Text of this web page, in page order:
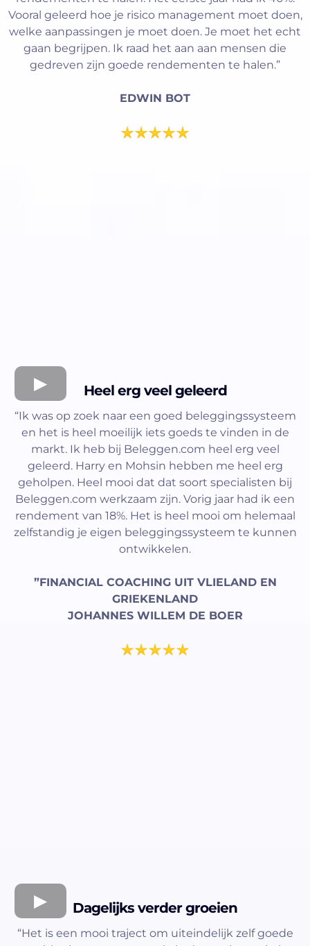
Vooral geleerd hoe je risico management moet doen,
welke aanpassingen je moet doen. Je moet het echt
gaan begrijpen. Ik raad het aan aan mensen die
gedreven zijn goede rendementen te halen.”
EDWIN BOT
Heel erg veel geleerd
“Ik was op zoek naar een goed beleggingssysteem
en het is heel moeilijk iets goeds te vinden in de
markt. Ik heb bij Beleggen.com heel erg veel
geleerd. Harry en Mohsin hebben me heel erg
geholpen. Heel mooi dat dat soort specialisten bij
Beleggen.com werkzaam zijn. Vorig jaar had ik een
rendement van 18%. Het is heel mooi om helemaal
zelfstandig je eigen beleggingssysteem te kunnen
ontwikkelen.
”FINANCIAL COACHING UIT VLIELAND EN
GRIEKENLAND
JOHANNES WILLEM DE BOER
Dagelijks verder groeien
“Het is een mooi traject om uiteindelijk zelf goede